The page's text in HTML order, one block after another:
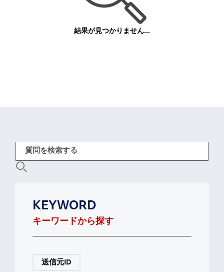
結果が見つかりません...
KEYWORD
キーワードから探す
送信元ID